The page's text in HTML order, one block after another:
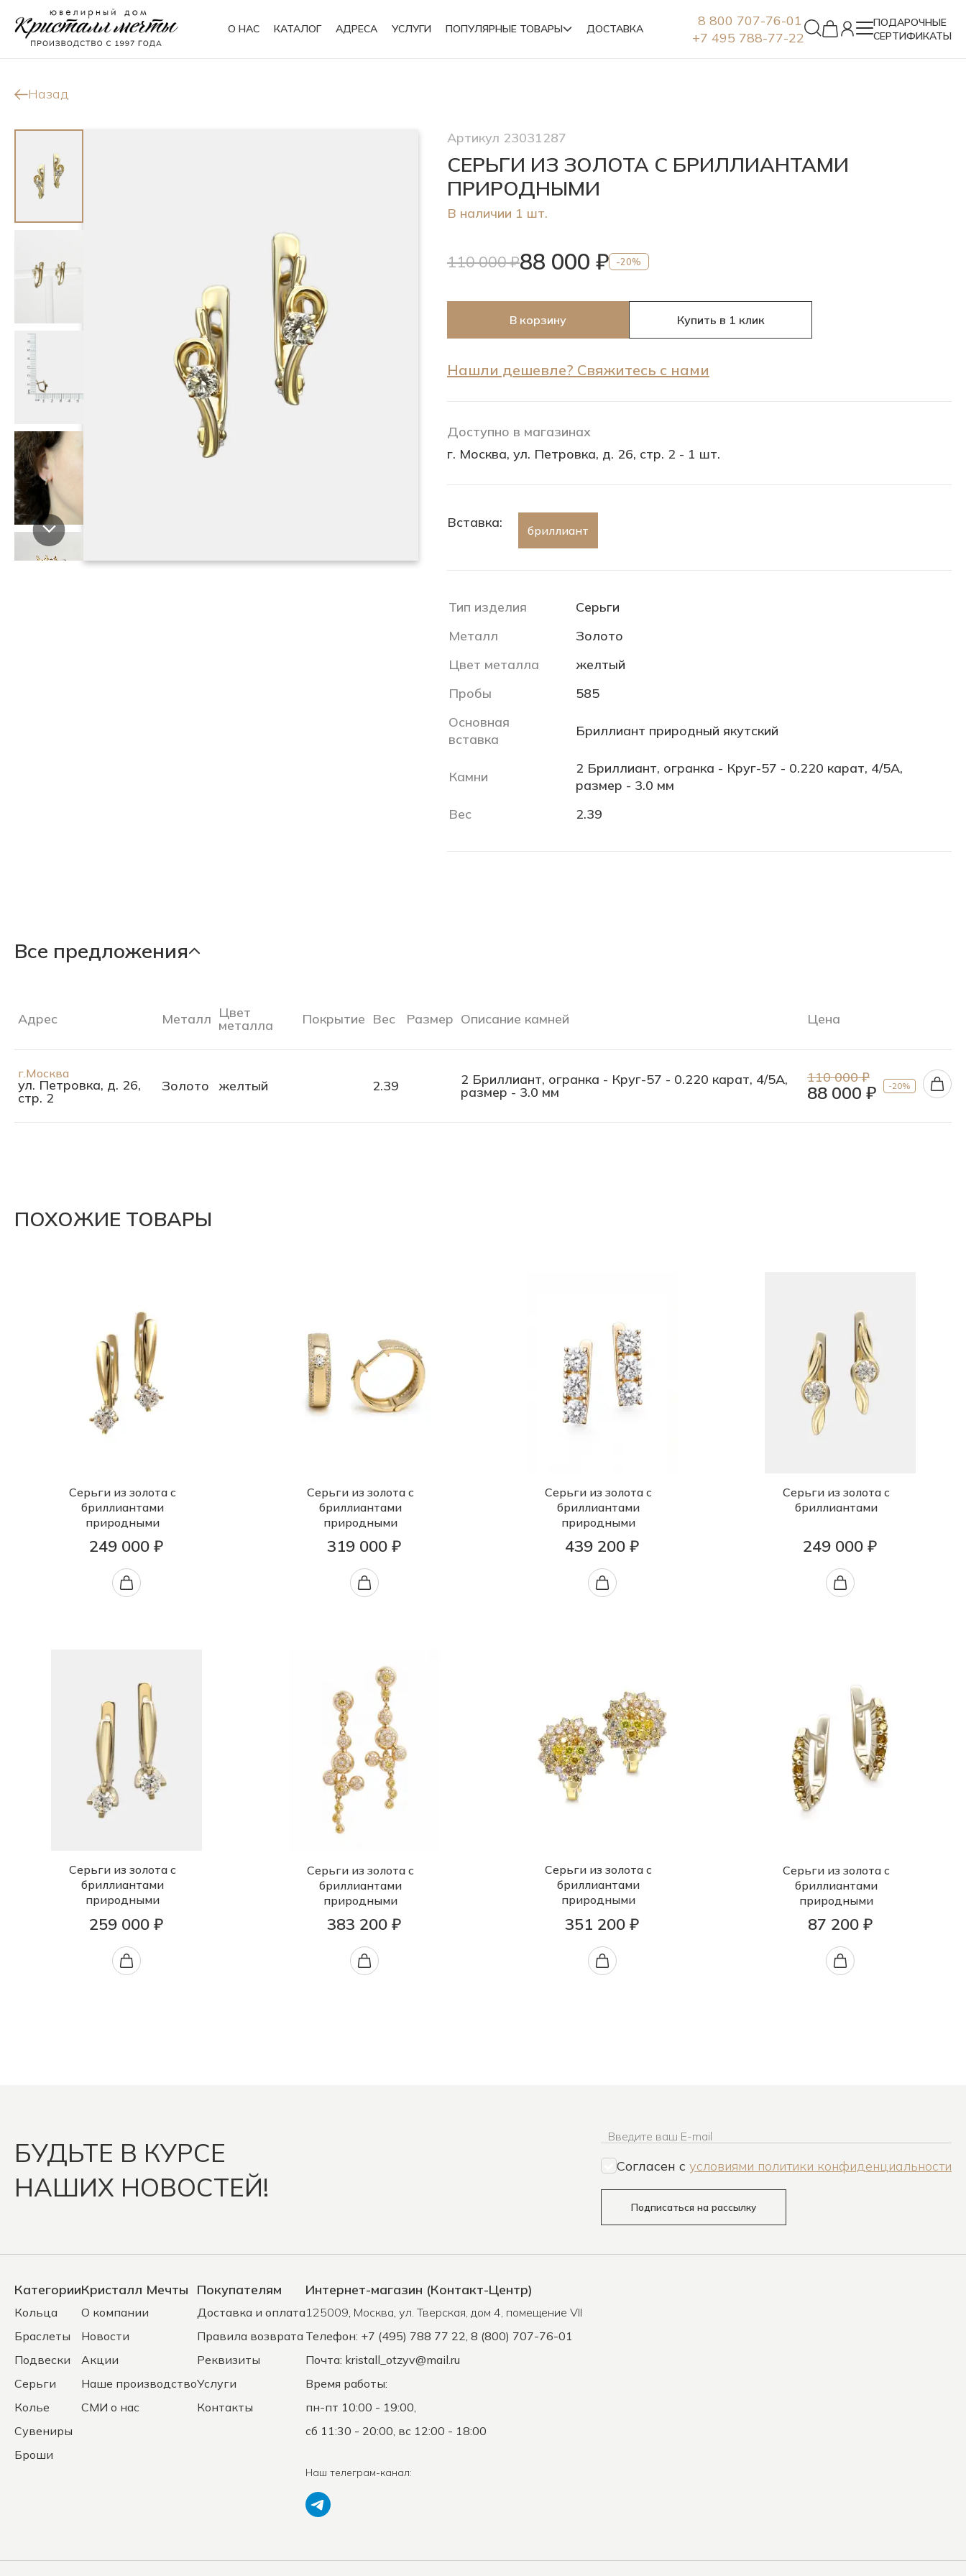
О НАС КАТАЛОГ АДРЕСА УСЛУГИ ПОПУЛЯРНЫЕ ТОВАРЫ ДОСТАВКА
8 800 707-76-01
+7 495 788-77-22
ПОДАРОЧНЫЕ
СЕРТИФИКАТЫ
Кольца
Броши
Назад
Артикул 23031287
СЕРЬГИ ИЗ ЗОЛОТА С БРИЛЛИАНТАМИ
ПРИРОДНЫМИ
В наличии 1 шт.
110 000 ₽88 000 ₽ -20%
В корзину Купить в 1 клик
Нашли дешевле? Свяжитесь с нами
Доступно в магазинах
г. Москва, ул. Петровка, д. 26, стр. 2 - 1 шт.
Вставка: бриллиант
Тип изделия
Серьги
Металл
Золото
Цвет металла
желтый
Пробы
585
Основная
вставка
Бриллиант природный якутский
Камни
2 Бриллиант, огранка - Круг-57 - 0.220 карат, 4/5А,
размер - 3.0 мм
Вес
2.39
Все предложения
Адрес Металл Цвет
металла Покрытие Вес Размер Описание камней Цена
г.Москва
ул. Петровка, д. 26,
стр. 2
Золото желтый 2.39 2 Бриллиант, огранка - Круг-57 - 0.220 карат, 4/5А,
размер - 3.0 мм
110 000 ₽
88 000 ₽ -20%
ПОХОЖИЕ ТОВАРЫ
Серьги из золота с
бриллиантами
природными
249 000 ₽
Серьги из золота с
бриллиантами
природными
319 000 ₽
Серьги из золота с
бриллиантами
природными
439 200 ₽
Серьги из золота с
бриллиантами
249 000 ₽
Серьги из золота с
бриллиантами
природными
259 000 ₽
Серьги из золота с
бриллиантами
природными
383 200 ₽
Серьги из золота с
бриллиантами
природными
351 200 ₽
Серьги из золота с
бриллиантами
природными
87 200 ₽
БУДЬТЕ В КУРСЕ
НАШИХ НОВОСТЕЙ!
Введите ваш E-mail
Согласен c условиями политики конфиденциальности
Подписаться на рассылку
Категории
Кольца
Браслеты
Подвески
Серьги
Колье
Сувениры
Броши
Кристалл Мечты
О компании
Новости
Акции
Наше производство
СМИ о нас
Покупателям
Доставка и оплата
Правила возврата
Реквизиты
Услуги
Контакты
Интернет-магазин (Контакт-Центр)
125009, Москва, ул. Тверская, дом 4, помещение VII
Телефон: +7 (495) 788 77 22, 8 (800) 707-76-01
Почта: kristall_otzyv@mail.ru
Время работы:
пн-пт 10:00 - 19:00,
сб 11:30 - 20:00, вс 12:00 - 18:00
Наш телеграм-канал: